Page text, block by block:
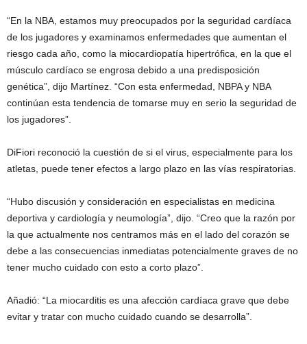
“En la NBA, estamos muy preocupados por la seguridad cardíaca
de los jugadores y examinamos enfermedades que aumentan el
riesgo cada año, como la miocardiopatía hipertrófica, en la que el
músculo cardíaco se engrosa debido a una predisposición
genética”, dijo Martínez. “Con esta enfermedad, NBPA y NBA
continúan esta tendencia de tomarse muy en serio la seguridad de
los jugadores”.
DiFiori reconoció la cuestión de si el virus, especialmente para los
atletas, puede tener efectos a largo plazo en las vías respiratorias.
“Hubo discusión y consideración en especialistas en medicina
deportiva y cardiología y neumología”, dijo. “Creo que la razón por
la que actualmente nos centramos más en el lado del corazón se
debe a las consecuencias inmediatas potencialmente graves de no
tener mucho cuidado con esto a corto plazo”.
Añadió: “La miocarditis es una afección cardíaca grave que debe
evitar y tratar con mucho cuidado cuando se desarrolla”.